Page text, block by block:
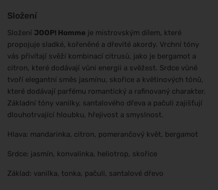
Složení
Složení JOOP! Homme je mistrovským dílem, které
propojuje sladké, kořeněné a dřevité akordy. Vrchní tóny
vás přivítají svěží kombinací citrusů, jako je bergamot a
citron, které dodávají vůni energii a svěžest. Srdce vůně
tvoří elegantní směs jasmínu, skořice a květinových tónů,
které dodávají parfému romantický a rafinovaný charakter.
Základní tóny vanilky, santalového dřeva a pačuli zajišťují
dlouhotrvající hloubku, hřejivost a smyslnost.
Hlava: mandarinka, citron, pomerančový květ, bergamot
Srdce: jasmín, konvalinka, heliotrop, skořice
Základ: vanilka, tonka, pačuli, santalové dřevo